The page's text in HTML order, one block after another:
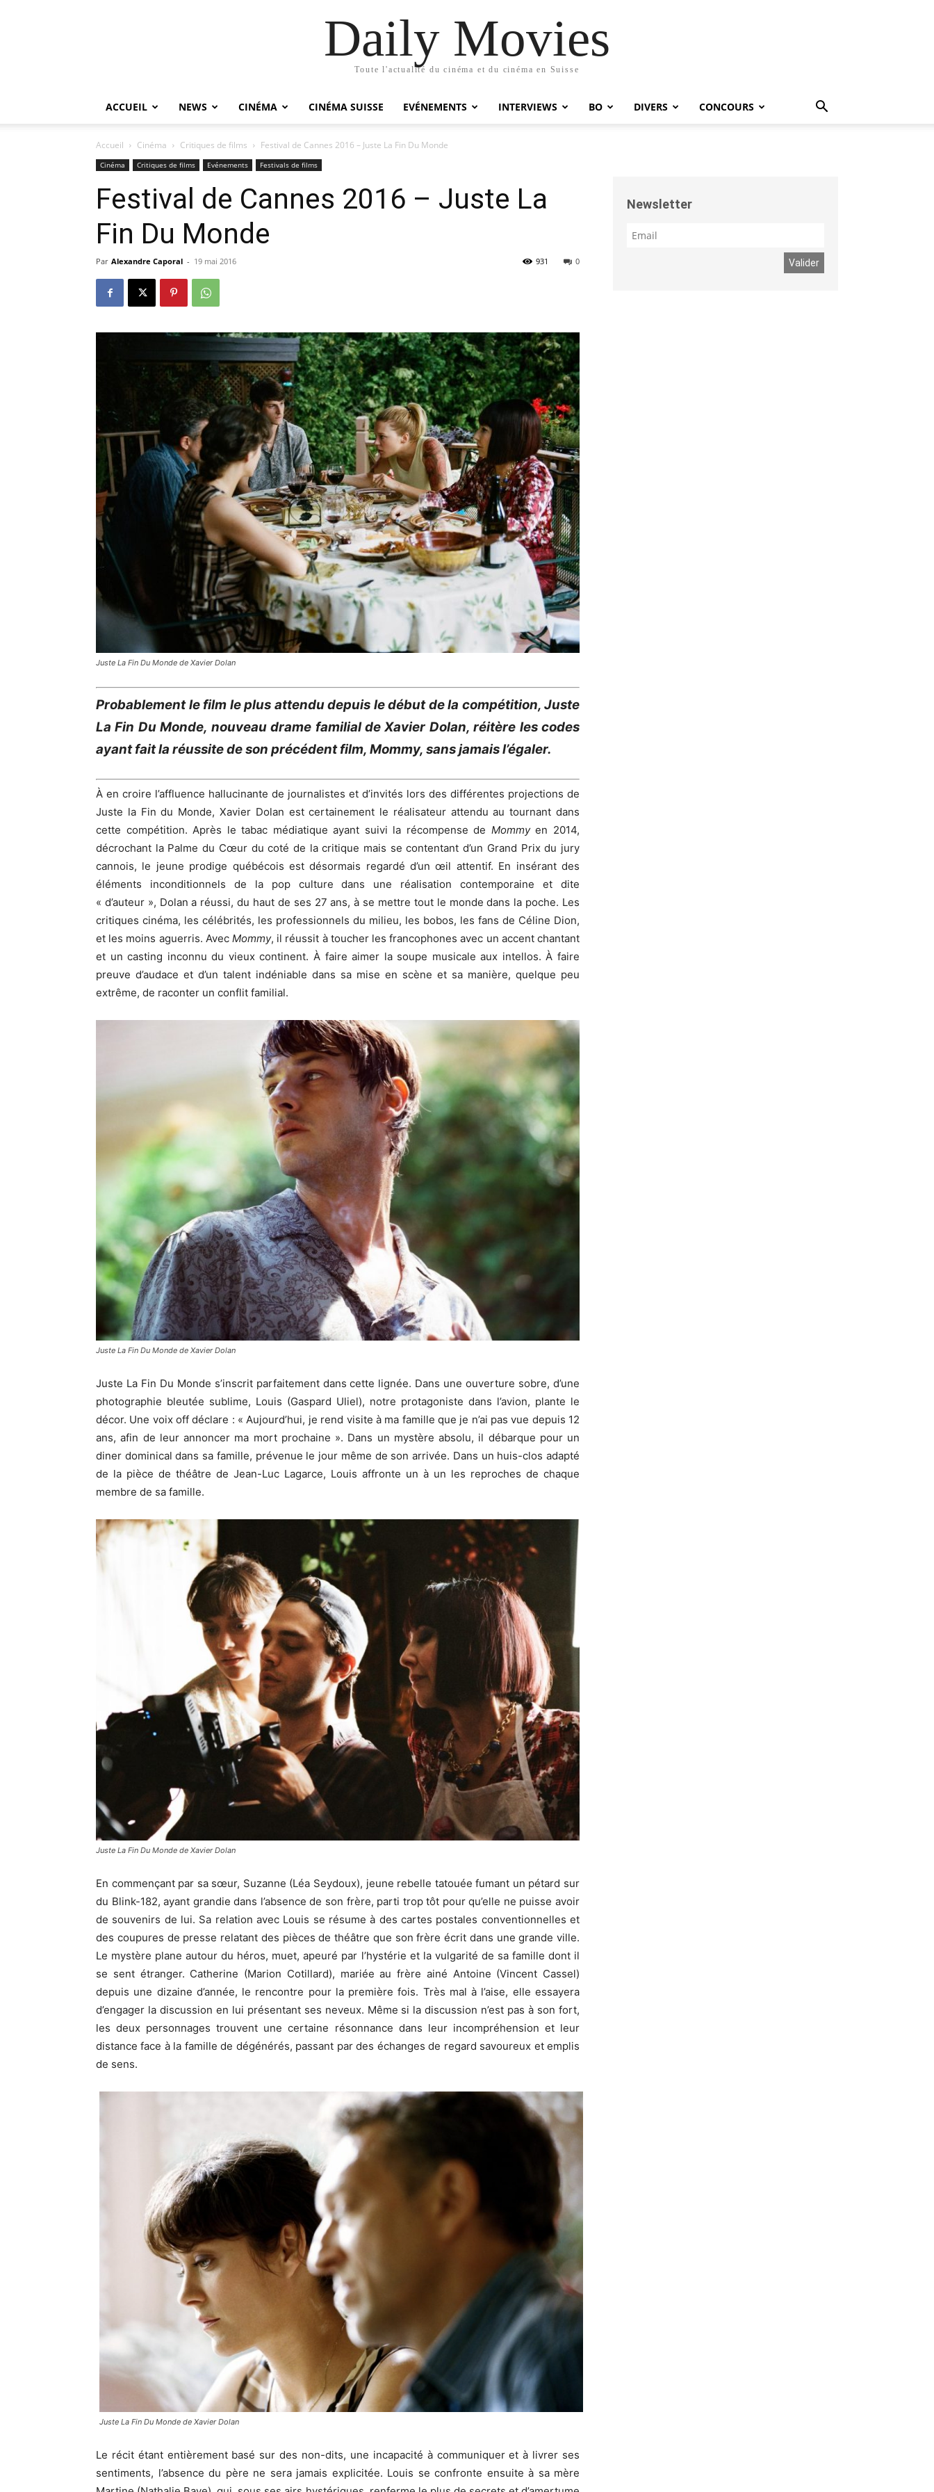
Daily Movies
Toute l'actualité du cinéma et du cinéma en Suisse
ACCUEIL NEWS CINÉMA CINÉMA SUISSE EVÉNEMENTS INTERVIEWS BO DIVERS CONCOURS
Accueil Cinéma Critiques de films Festival de Cannes 2016 – Juste La Fin Du Monde
Cinéma Critiques de films Evénements Festivals de films
Festival de Cannes 2016 – Juste La
Fin Du Monde
Par Alexandre Caporal - 19 mai 2016 0
931
Juste La Fin Du Monde de Xavier Dolan
Probablement le film le plus attendu depuis le début de la compétition, Juste
La Fin Du Monde, nouveau drame familial de Xavier Dolan, réitère les codes
ayant fait la réussite de son précédent film, Mommy, sans jamais l’égaler.
À en croire l’affluence hallucinante de journalistes et d’invités lors des différentes projections de
Juste la Fin du Monde, Xavier Dolan est certainement le réalisateur attendu au tournant dans
cette compétition. Après le tabac médiatique ayant suivi la récompense de Mommyen 2014,
décrochant la Palme du Cœur du coté de la critique mais se contentant d’un Grand Prix du jury
cannois, le jeune prodige québécois est désormais regardé d’un œil attentif. En insérant des
éléments inconditionnels de la pop culture dans une réalisation contemporaine et dite
« d’auteur », Dolan a réussi, du haut de ses 27 ans, à se mettre tout le monde dans la poche. Les
critiques cinéma, les célébrités, les professionnels du milieu, les bobos, les fans de Céline Dion,
et les moins aguerris. Avec Mommy, il réussit à toucher les francophones avec un accent chantant
et un casting inconnu du vieux continent. À faire aimer la soupe musicale aux intellos. À faire
preuve d’audace et d’un talent indéniable dans sa mise en scène et sa manière, quelque peu
extrême, de raconter un conflit familial.
Juste La Fin Du Monde de Xavier Dolan
Juste La Fin Du Monde s’inscrit parfaitement dans cette lignée. Dans une ouverture sobre, d’une
photographie bleutée sublime, Louis (Gaspard Uliel), notre protagoniste dans l’avion, plante le
décor. Une voix off déclare : « Aujourd’hui, je rend visite à ma famille que je n’ai pas vue depuis 12
ans, afin de leur annoncer ma mort prochaine ». Dans un mystère absolu, il débarque pour un
diner dominical dans sa famille, prévenue le jour même de son arrivée. Dans un huis-clos adapté
de la pièce de théâtre de Jean-Luc Lagarce, Louis affronte un à un les reproches de chaque
membre de sa famille.
Juste La Fin Du Monde de Xavier Dolan
En commençant par sa sœur, Suzanne (Léa Seydoux), jeune rebelle tatouée fumant un pétard sur
du Blink-182, ayant grandie dans l’absence de son frère, parti trop tôt pour qu’elle ne puisse avoir
de souvenirs de lui. Sa relation avec Louis se résume à des cartes postales conventionnelles et
des coupures de presse relatant des pièces de théâtre que son frère écrit dans une grande ville.
Le mystère plane autour du héros, muet, apeuré par l’hystérie et la vulgarité de sa famille dont il
se sent étranger. Catherine (Marion Cotillard), mariée au frère ainé Antoine (Vincent Cassel)
depuis une dizaine d’année, le rencontre pour la première fois. Très mal à l’aise, elle essayera
d’engager la discussion en lui présentant ses neveux. Même si la discussion n’est pas à son fort,
les deux personnages trouvent une certaine résonnance dans leur incompréhension et leur
distance face à la famille de dégénérés, passant par des échanges de regard savoureux et emplis
de sens.
Juste La Fin Du Monde de Xavier Dolan
Le récit étant entièrement basé sur des non-dits, une incapacité à communiquer et à livrer ses
sentiments, l’absence du père ne sera jamais explicitée. Louis se confronte ensuite à sa mère
Newsletter